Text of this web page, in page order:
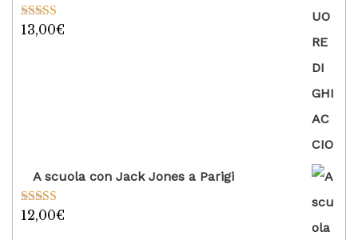
Valutato
13,00€
A scuola con Jack Jones a Parigi
Valutato
12,00€